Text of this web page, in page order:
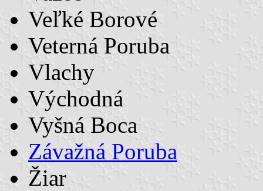
Veľké Borové
Veterná Poruba
Vlachy
Východná
Vyšná Boca
Závažná Poruba
Žiar